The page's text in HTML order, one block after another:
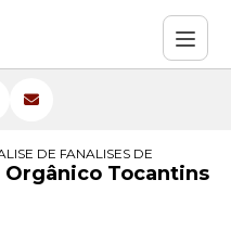
DE FERTILIZANTES MAPA
ANALISES DE
Tocantins